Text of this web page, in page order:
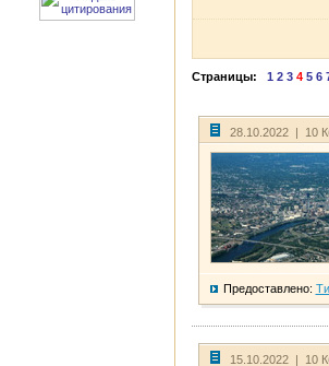
Страницы: 1 2 3 4 5 6
28.10.2022 | 10
Предоставлено:
15.10.2022 | 10